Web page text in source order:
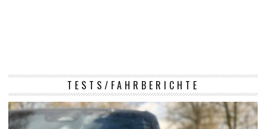
TESTS/FAHRBERICHTE